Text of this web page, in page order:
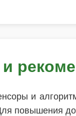
и
повышения